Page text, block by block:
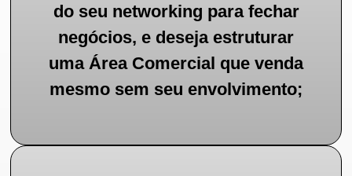
do seu networking para fechar
negócios, e deseja estruturar
uma Área Comercial que venda
mesmo sem seu envolvimento;